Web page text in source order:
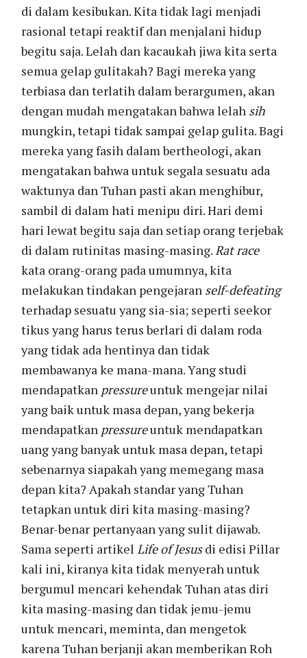
di dalam kesibukan. Kita tidak lagi menjadi
rasional tetapi reaktif dan menjalani hidup
begitu saja. Lelah dan kacaukah jiwa kita serta
semua gelap gulitakah? Bagi mereka yang
terbiasa dan terlatih dalam berargumen, akan
dengan mudah mengatakan bahwa lelah sih
mungkin, tetapi tidak sampai gelap gulita. Bagi
mereka yang fasih dalam bertheologi, akan
mengatakan bahwa untuk segala sesuatu ada
waktunya dan Tuhan pasti akan menghibur,
sambil di dalam hati menipu diri. Hari demi
hari lewat begitu saja dan setiap orang terjebak
di dalam rutinitas masing-masing.Rat race
kata orang-orang pada umumnya, kita
melakukan tindakan pengejaran self-defeating
terhadap sesuatu yang sia-sia; seperti seekor
tikus yang harus terus berlari di dalam roda
yang tidak ada hentinya dan tidak
membawanya ke mana-mana. Yang studi
mendapatkan pressureuntuk mengejar nilai
yang baik untuk masa depan, yang bekerja
mendapatkan pressureuntuk mendapatkan
uang yang banyak untuk masa depan, tetapi
sebenarnya siapakah yang memegang masa
depan kita? Apakah standar yang Tuhan
tetapkan untuk diri kita masing-masing?
Benar-benar pertanyaan yang sulit dijawab.
Sama seperti artikelLife of Jesusdi edisi Pillar
kali ini, kiranya kita tidak menyerah untuk
bergumul mencari kehendak Tuhan atas diri
kita masing-masing dan tidak jemu-jemu
untuk mencari, meminta, dan mengetok
karena Tuhan berjanji akan memberikan Roh